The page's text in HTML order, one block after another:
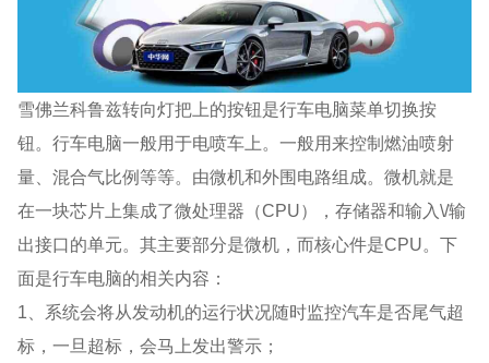
雪佛兰科鲁兹转向灯把上的按钮是行车电脑菜单切换按
钮。行车电脑一般用于电喷车上。一般用来控制燃油喷射
量、混合气比例等等。由微机和外围电路组成。微机就是
在一块芯片上集成了微处理器（CPU），存储器和输入\/输
出接口的单元。其主要部分是微机，而核心件是CPU。下
面是行车电脑的相关内容：
1、系统会将从发动机的运行状况随时监控汽车是否尾气超
标，一旦超标，会马上发出警示；